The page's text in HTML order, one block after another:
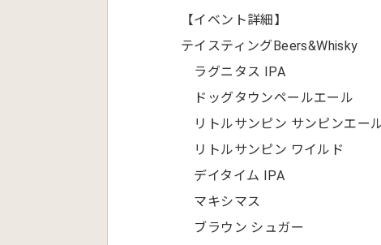
【イベント詳細】
テイスティングBeers&Whisky
ラグニタス IPA
ドッグタウンペールエール
リトルサンピン サンピンエー
リトルサンピン ワイルド
デイタイム IPA
マキシマス
ブラウン シュガー